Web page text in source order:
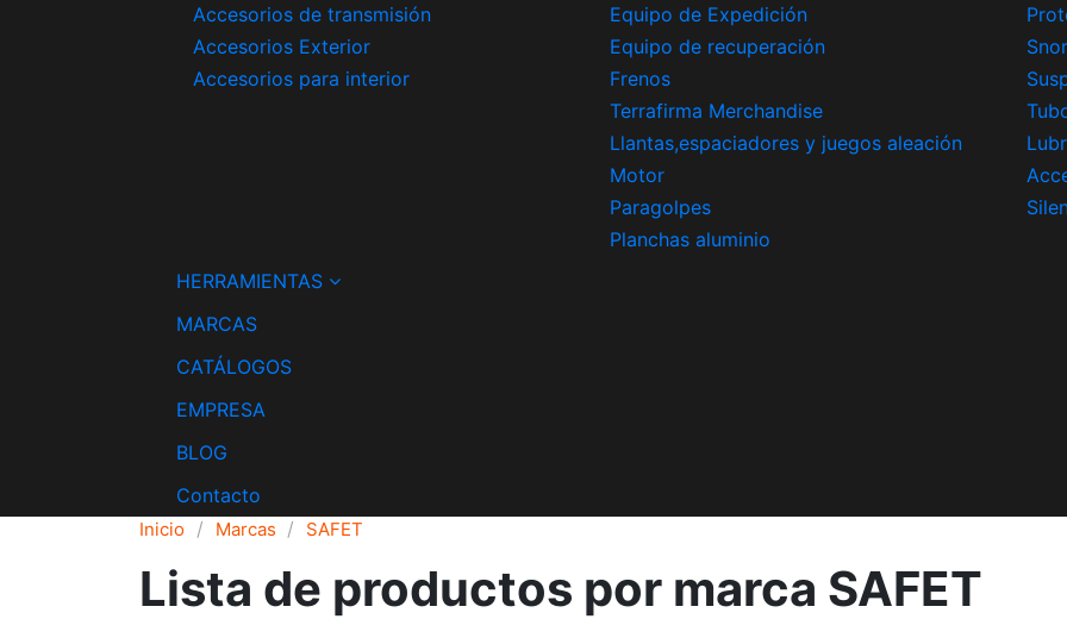
Accesorios de transmisión
Accesorios Exterior
Accesorios para interior
Equipo de Expedición
Equipo de recuperación
Frenos
Terrafirma Merchandise
Llantas,espaciadores y juegos aleación
Motor
Paragolpes
Planchas aluminio
HERRAMIENTAS
MARCAS
CATÁLOGOS
EMPRESA
BLOG
Contacto
Inicio Marcas SAFET
Lista de productos por marca SAFET